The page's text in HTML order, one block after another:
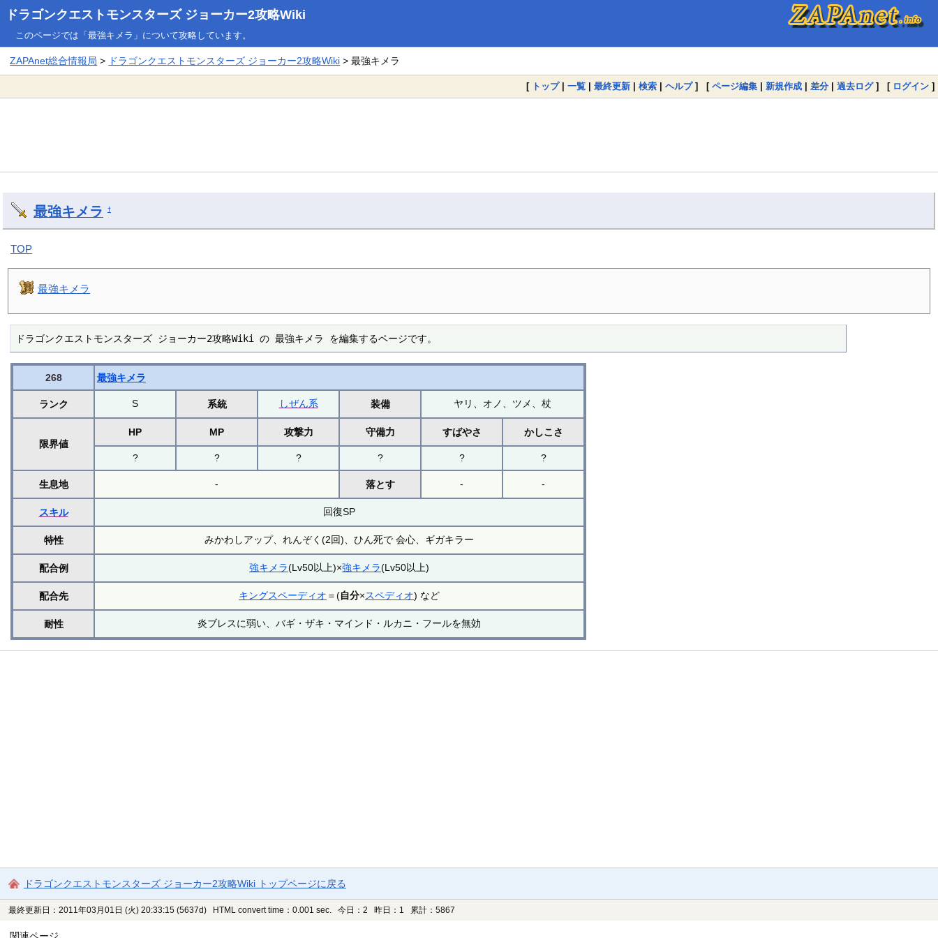
ドラゴンクエストモンスターズ ジョーカー2攻略Wiki
このページでは「最強キメラ」について攻略しています。
ZAPAnet総合情報局 > ドラゴンクエストモンスターズ ジョーカー2攻略Wiki > 最強キメラ
[ トップ| 一覧 | 最終更新 | 検索 | ヘルプ] [ ページ編集 | 新規作成 | 差分 | 過去ログ] [ ログイン ]
最強キメラ †
TOP
最強キメラ
ドラゴンクエストモンスターズ ジョーカー2攻略Wiki の 最強キメラ を編集するページです。
268 最強キメラ
ランク S 系統 しぜん系 装備 ヤリ、オノ、ツメ、杖
限界値
HP MP 攻撃力 守備力 すばやさ かしこさ
? ? ? ? ? ?
生息地 - 落とす - -
スキル 回復SP
特性 みかわしアップ、れんぞく(2回)、ひん死で 会心、ギガキラー
配合例 強キメラ(Lv50以上)×強キメラ(Lv50以上)
配合先 キングスペーディオ ＝(自分×スペディオ) など
耐性 炎ブレスに弱い、バギ・ザキ・マインド・ルカニ・フールを無効
ドラゴンクエストモンスターズ ジョーカー2攻略Wiki トップページに戻る
最終更新日：2011年03月01日 (火) 20:33:15 (5637d) HTML convert time：0.001 sec. 今日：2 昨日：1 累計：5867